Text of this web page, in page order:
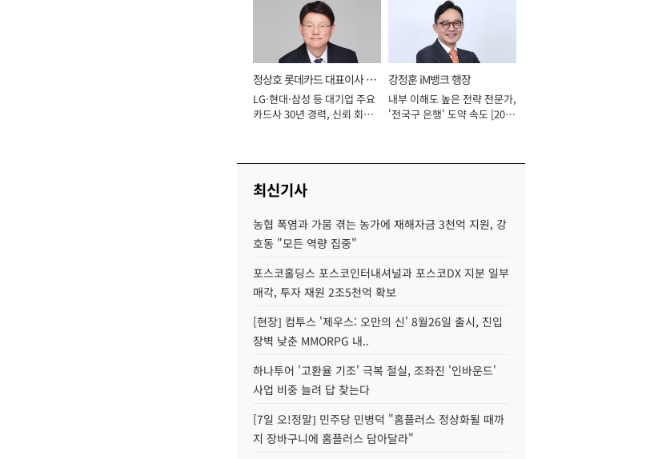
정상호 롯데카드 대표이사 사
장
LG·현대·삼성 등 대기업 주요
카드사 30년 경력, 신뢰 회복
강정훈 iM뱅크 행장
내부 이해도 높은 전략 전문가,
'전국구 은행' 도약 속도 [2026
최신기사
농협 폭염과 가뭄 겪는 농가에 재해자금 3천억 지원, 강
호동 "모든 역량 집중"
포스코홀딩스 포스코인터내셔널과 포스코DX 지분 일부
매각, 투자 재원 2조5천억 확보
[현장] 컴투스 '제우스: 오만의 신' 8월26일 출시, 진입
장벽 낮춘 MMORPG 내..
하나투어 '고환율 기조' 극복 절실, 조좌진 '인바운드'
사업 비중 늘려 답 찾는다
[7일 오!정말] 민주당 민병덕 "홈플러스 정상화될 때까
지 장바구니에 홈플러스 담아달라"